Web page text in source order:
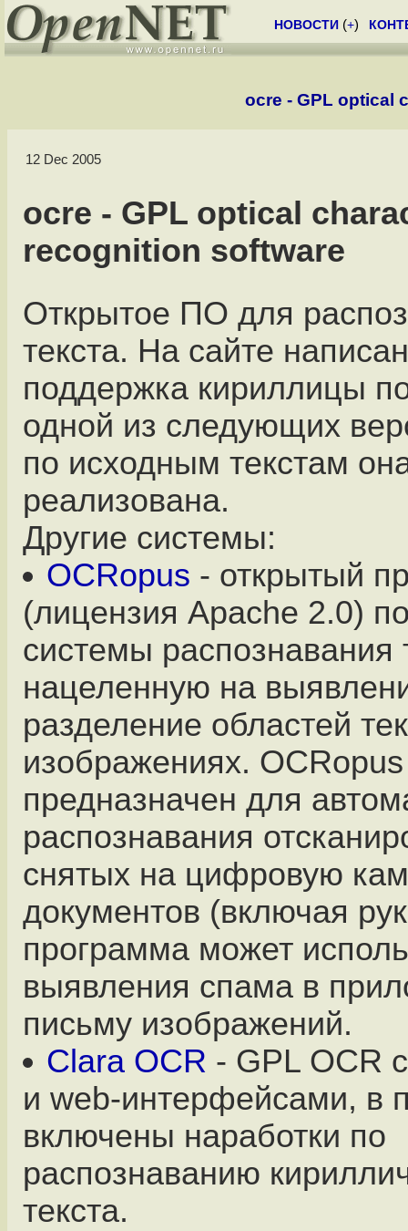
НОВОСТИ (+)
ocre - GPL optical
12 Dec 2005
ocre - GPL optical
recognition software
Открытое ПО для
текста. На сайте
поддержка кириллицы
одной из следующих
по исходным текстам
реализована.
Другие системы:
OCRopus - открытый
(лицензия Apache 2.0)
системы распознавания
нацеленную на
разделение областей
изображениях. OCRopus
предназначен для
распознавания
снятых на цифровую
документов (включая
программа может
выявления спама в
письму изображений.
Clara OCR - GPL OCR
и web-интерфейсами, в
включены наработки по
распознаванию
текста.